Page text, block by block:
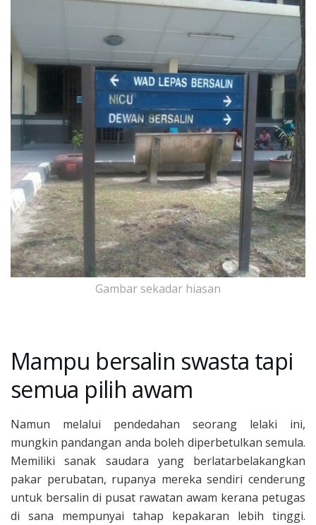
Gambar sekadar hiasan
Mampu bersalin swasta tapi
semua pilih awam
Namun melalui pendedahan seorang lelaki ini,
mungkin pandangan anda boleh diperbetulkan semula.
Memiliki sanak saudara yang berlatarbelakangkan
pakar perubatan, rupanya mereka sendiri cenderung
untuk bersalin di pusat rawatan awam kerana petugas
di sana mempunyai tahap kepakaran lebih tinggi.